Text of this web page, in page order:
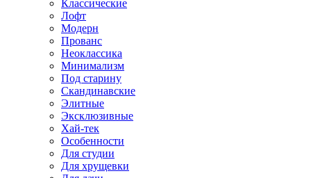
Классические
Лофт
Модерн
Прованс
Неоклассика
Минимализм
Под старину
Скандинавские
Элитные
Эксклюзивные
Хай-тек
Особенности
Для студии
Для хрущевки